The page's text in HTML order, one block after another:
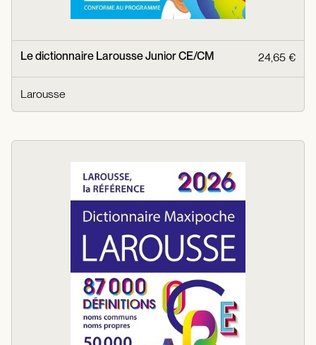
Le dictionnaire Larousse Junior CE/CM 24,65 €
Larousse